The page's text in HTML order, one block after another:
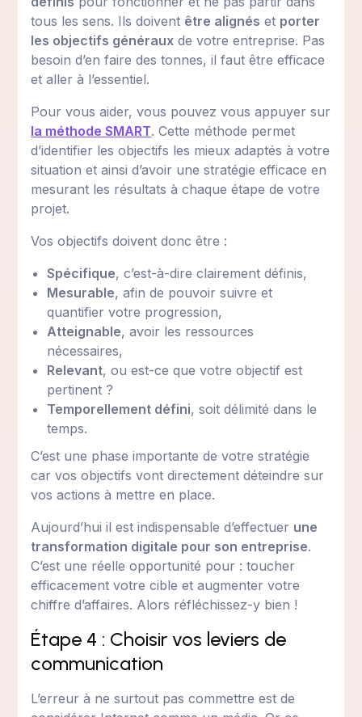
tous les sens. Ils doivent être alignés et porter
les objectifs généraux de votre entreprise. Pas
besoin d’en faire des tonnes, il faut être efficace
et aller à l’essentiel.
Pour vous aider, vous pouvez vous appuyer sur
la méthode SMART. Cette méthode permet
d’identifier les objectifs les mieux adaptés à votre
situation et ainsi d’avoir une stratégie efficace en
mesurant les résultats à chaque étape de votre
projet.
Vos objectifs doivent donc être :
Spécifique, c’est-à-dire clairement définis,
Mesurable, afin de pouvoir suivre et
quantifier votre progression,
Atteignable, avoir les ressources
nécessaires,
Relevant, ou est-ce que votre objectif est
pertinent ?
Temporellement défini, soit délimité dans le
temps.
C’est une phase importante de votre stratégie
car vos objectifs vont directement déteindre sur
vos actions à mettre en place.
Aujourd’hui il est indispensable d’effectuer une
transformation digitale pour son entreprise.
C’est une réelle opportunité pour : toucher
efficacement votre cible et augmenter votre
chiffre d’affaires. Alors réfléchissez-y bien !
Étape 4 : Choisir vos leviers de
communication
L’erreur à ne surtout pas commettre est de